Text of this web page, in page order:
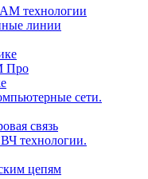
технологии
линии
Про
сети.
связь
технологии.
цепям